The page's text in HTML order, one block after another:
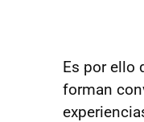
Es por ello
forman